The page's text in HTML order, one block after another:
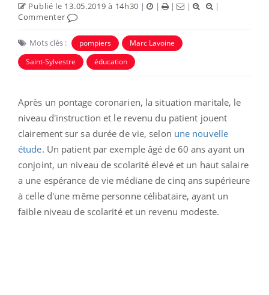
Publié le 13.05.2019 à 14h30 | | | |
|
Commenter
Mots clés : pompiers
Marc Lavoine
Saint-Sylvestre
éducation
Après un pontage coronarien, la situation maritale, le
niveau d'instruction et le revenu du patient jouent
clairement sur sa durée de vie, selon une nouvelle
étude. Un patient par exemple âgé de 60 ans ayant un
conjoint, un niveau de scolarité élevé et un haut salaire
a une espérance de vie médiane de cinq ans supérieure
à celle d'une même personne célibataire, ayant un
faible niveau de scolarité et un revenu modeste.